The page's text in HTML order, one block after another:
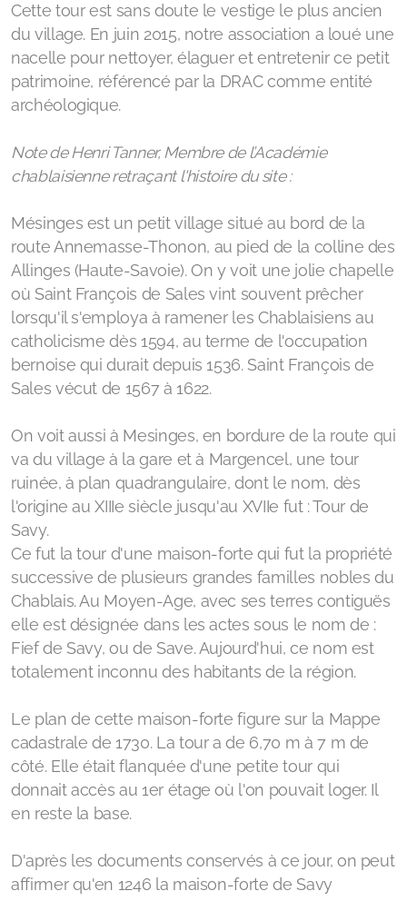
Cette tour est sans doute le vestige le plus ancien
du village. En juin 2015, notre association a loué une
nacelle pour nettoyer, élaguer et entretenir ce petit
patrimoine, référencé par la DRAC comme entité
archéologique.
Note de Henri Tanner, Membre de l’Académie
chablaisienne retraçant l'histoire du site :
Mésinges est un petit village situé au bord de la
route Annemasse-Thonon, au pied de la colline des
Allinges (Haute-Savoie). On y voit une jolie chapelle
où Saint François de Sales vint souvent prêcher
lorsqu'il s'employa à ramener les Chablaisiens au
catholicisme dès 1594, au terme de l'occupation
bernoise qui durait depuis 1536. Saint François de
Sales vécut de 1567 à 1622.
On voit aussi à Mesinges, en bordure de la route qui
va du village à la gare et à Margencel, une tour
ruinée, à plan quadrangulaire, dont le nom, dès
l'origine au XIIIe siècle jusqu'au XVIIe fut : Tour de
Savy.
Ce fut la tour d'une maison-forte qui fut la propriété
successive de plusieurs grandes familles nobles du
Chablais. Au Moyen-Age, avec ses terres contiguës
elle est désignée dans les actes sous le nom de :
Fief de Savy, ou de Save. Aujourd'hui, ce nom est
totalement inconnu des habitants de la région.
Le plan de cette maison-forte figure sur la Mappe
cadastrale de 1730. La tour a de 6,70 m à 7 m de
côté. Elle était flanquée d'une petite tour qui
donnait accès au 1er étage où l'on pouvait loger. Il
en reste la base.
D'après les documents conservés à ce jour, on peut
affirmer qu'en 1246 la maison-forte de Savy